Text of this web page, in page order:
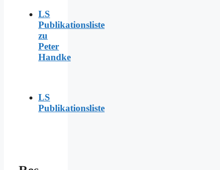
LS
Publikationsliste
zu
Peter
Handke
LS
Publikationsliste